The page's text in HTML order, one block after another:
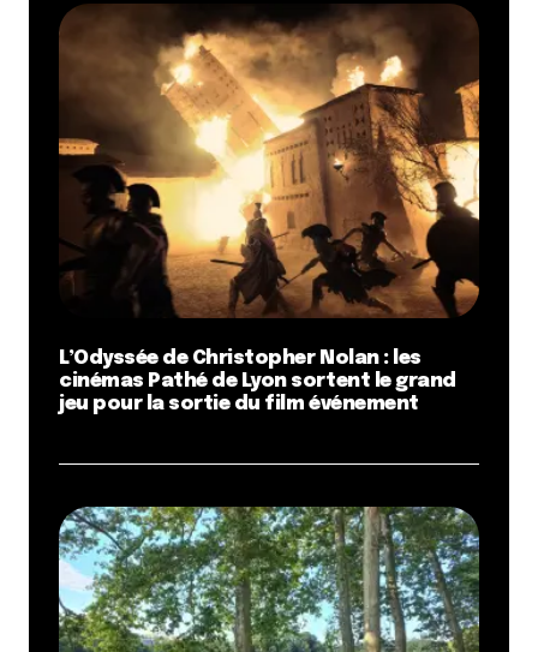
L’Odyssée de Christopher Nolan : les
cinémas Pathé de Lyon sortent le grand
jeu pour la sortie du film événement